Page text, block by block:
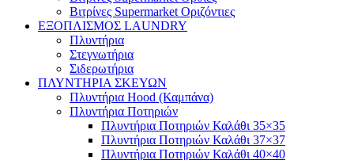
Βιτρίνες Supermarket Οριζόντιες
ΕΞΟΠΛΙΣΜΟΣ LAUNDRY
Πλυντήρια
Στεγνωτήρια
Σιδερωτήρια
ΠΛΥΝΤΗΡΙΑ ΣΚΕΥΩΝ
Πλυντήρια Hood (Καμπάνα)
Πλυντήρια Ποτηριών
Πλυντήρια Ποτηριών Καλάθι 35×35
Πλυντήρια Ποτηριών Καλάθι 37×37
Πλυντήρια Ποτηριών Καλάθι 40×40